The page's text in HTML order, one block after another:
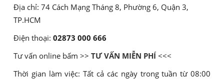
Địa chỉ: 74 Cách Mạng Tháng 8, Phường 6, Quận 3,
TP.HCM
Điện thoại: 02873 000 666
Tư vấn online bấm >> TƯ VẤN MIỄN PHÍ <<<
Thời gian làm việc: Tất cả các ngày trong tuần từ 08:00